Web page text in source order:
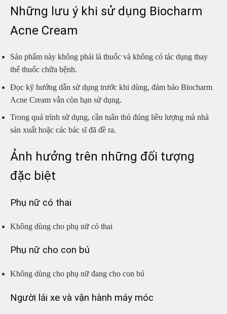
Những lưu ý khi sử dụng Biocharm
Acne Cream
Sản phẩm này không phải là thuốc và không có tác dụng thay
thế thuốc chữa bệnh.
Đọc kỹ hướng dẫn sử dụng trước khi dùng, đảm bảo Biocharm
Acne Cream vẫn còn hạn sử dụng.
Trong quá trình sử dụng, cần tuân thủ đúng liều lượng mà nhà
sản xuất hoặc các bác sĩ đã đề ra.
Ảnh hưởng trên những đối tượng
đặc biệt
Phụ nữ có thai
Không dùng cho phụ nữ có thai
Phụ nữ cho con bú
Không dùng cho phụ nữ đang cho con bú
Người lái xe và vận hành máy móc